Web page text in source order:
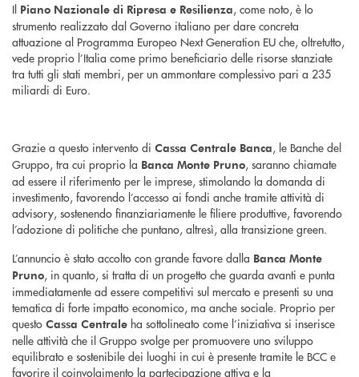
Il Piano Nazionale di Ripresa e Resilienza, come noto, è lo
strumento realizzato dal Governo italiano per dare concreta
attuazione al Programma Europeo Next Generation EU che, oltretutto,
vede proprio l’Italia come primo beneficiario delle risorse stanziate
tra tutti gli stati membri, per un ammontare complessivo pari a 235
miliardi di Euro.
Grazie a questo intervento di Cassa Centrale Banca, le Banche del
Gruppo, tra cui proprio la Banca Monte Pruno, saranno chiamate
ad essere il riferimento per le imprese, stimolando la domanda di
investimento, favorendo l’accesso ai fondi anche tramite attività di
advisory, sostenendo finanziariamente le filiere produttive, favorendo
l’adozione di politiche che puntano, altresì, alla transizione green.
L’annuncio è stato accolto con grande favore dalla Banca Monte
Pruno, in quanto, si tratta di un progetto che guarda avanti e punta
immediatamente ad essere competitivi sul mercato e presenti su una
tematica di forte impatto economico, ma anche sociale. Proprio per
questo Cassa Centrale ha sottolineato come l’iniziativa si inserisce
nelle attività che il Gruppo svolge per promuovere uno sviluppo
equilibrato e sostenibile dei luoghi in cui è presente tramite le BCC e
favorire il coinvolgimento la partecipazione attiva e la